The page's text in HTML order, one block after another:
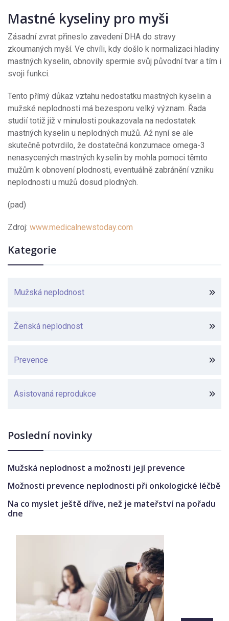
Mastné kyseliny pro myši
Zásadní zvrat přineslo zavedení DHA do stravy
zkoumaných myší. Ve chvíli, kdy došlo k normalizaci hladiny
mastných kyselin, obnovily spermie svůj původní tvar a tím i
svoji funkci.
Tento přímý důkaz vztahu nedostatku mastných kyselin a
mužské neplodnosti má bezesporu velký význam. Řada
studií totiž již v minulosti poukazovala na nedostatek
mastných kyselin u neplodných mužů. Až nyní se ale
skutečně potvrdilo, že dostatečná konzumace omega-3
nenasycených mastných kyselin by mohla pomoci těmto
mužům k obnovení plodnosti, eventuálně zabránění vzniku
neplodnosti u mužů dosud plodných.
(pad)
Zdroj: www.medicalnewstoday.com
Kategorie
Mužská neplodnost
Ženská neplodnost
Prevence
Asistovaná reprodukce
Poslední novinky
Mužská neplodnost a možnosti její prevence
Možnosti prevence neplodnosti při onkologické léčbě
Na co myslet ještě dříve, než je mateřství na pořadu
dne